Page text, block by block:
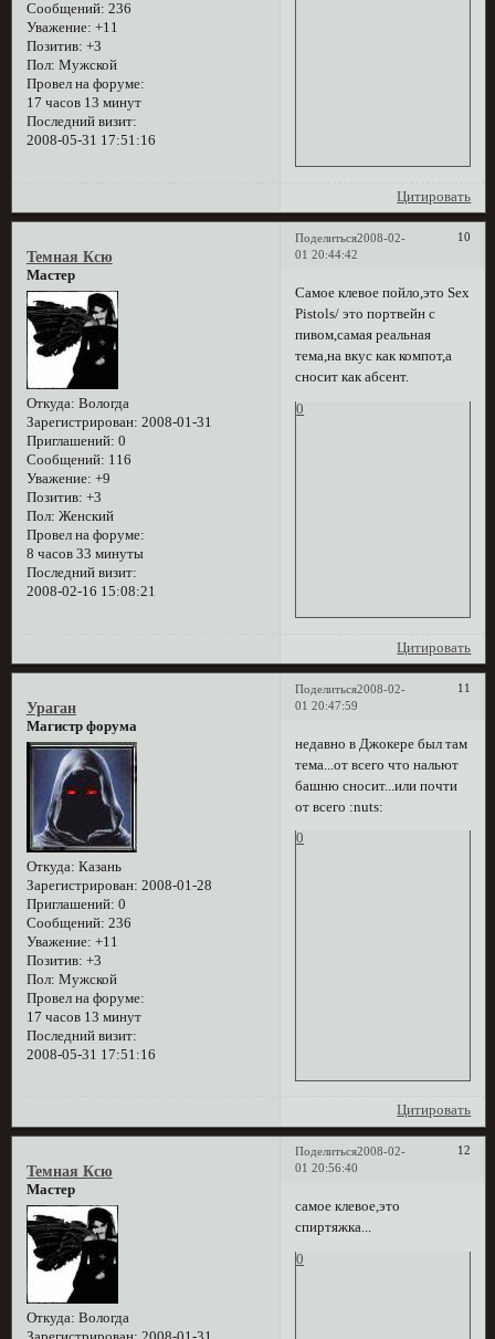
Сообщений: 236
Уважение: +11
Позитив: +3
Пол: Мужской
Провел на форуме:
17 часов 13 минут
Последний визит:
2008-05-31 17:51:16
Цитировать
Поделиться 10
2008-02-
01 20:44:42
Темная Ксю
Мастер
Откуда: Вологда
Зарегистрирован: 2008-01-31
Приглашений: 0
Сообщений: 116
Уважение: +9
Позитив: +3
Пол: Женский
Провел на форуме:
8 часов 33 минуты
Последний визит:
2008-02-16 15:08:21
Самое клевое пойло,это Sex
Pistols/ это портвейн с
пивом,самая реальная
тема,на вкус как компот,а
сносит как абсент.
0
Цитировать
Поделиться 11
2008-02-
01 20:47:59
Ураган
Магистр форума
Откуда: Казань
Зарегистрирован: 2008-01-28
Приглашений: 0
Сообщений: 236
Уважение: +11
Позитив: +3
Пол: Мужской
Провел на форуме:
17 часов 13 минут
Последний визит:
2008-05-31 17:51:16
недавно в Джокере был там
тема...от всего что нальют
башню сносит...или почти
от всего :nuts:
0
Цитировать
Поделиться 12
2008-02-
01 20:56:40
Темная Ксю
Мастер
Откуда: Вологда
самое клевое,это
спиртяжка...
0